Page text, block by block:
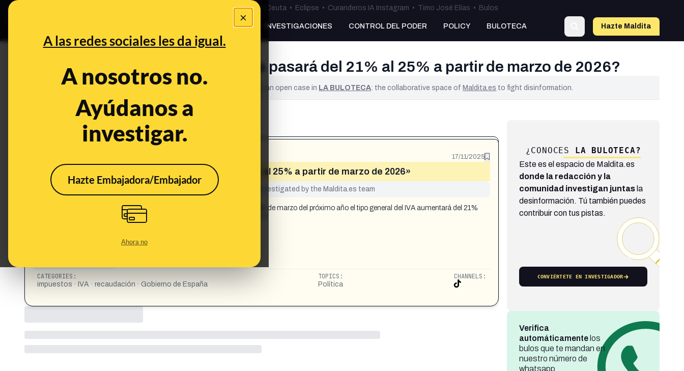
×
A las redes sociales les da igual.
A nosotros no.
Ayúdanos a
investigar.
Hazte Embajadora/Embajador
Ahora no
Especial Ceuta•Bulos Ceuta • Eclipse • Curanderos IA Instagram • Timo José Elías • Bulos
PREBUNKING INVESTIGACIONES CONTROL DEL PODER POLICY BULOTECA Hazte Maldita
¿El tipo general del IVA en España pasará del 21% al 25% a partir de marzo de 2026?
This content has NOT yet been verified. It is an open case in LA BULOTECA: the collaborative space ofMaldita.es to fight disinformation.
17/11/2025
«El tipo general del IVA en España pasará del 21% al 25% a partir de marzo de 2026»
This content has not yet been investigated by the Maldita.es team
El 13 de noviembre de 2025, el Gobierno de España confirmó que a partir de marzo del próximo año el tipo general del IVA aumentará del 21%
al 25% para "reforzar la recaudación" https://vm.tiktok.com/ZNdEhPkCY/
CATEGORIES:
impuestos · IVA · recaudación · Gobierno de España
TOPICS:
Política
CHANNELS:
¿CONOCES LA BULOTECA?
Este es el espacio de Maldita.es
donde la redacción y la
comunidad investigan juntasla
desinformación. Tú también puedes
contribuir con tus pistas.
CONVIÉRTETE EN INVESTIGADOR
Verifica
automáticamentelos
bulos que te mandan en
nuestro número de
whatsapp